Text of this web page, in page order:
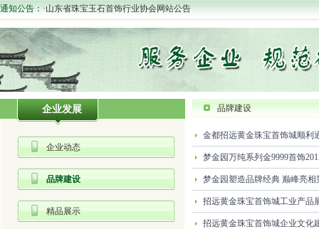
通知公告： ·山东省珠宝玉石首饰行业协会网站公告
企业发展
企业动态
品牌建设
精品展示
品牌建设
金都招远黄金珠宝首饰城顺利
梦金园万纯系列金9999首饰
梦金园塑造品牌经典 巅峰亮
招远黄金珠宝首饰城工业产品
招远黄金珠宝首饰城企业文化